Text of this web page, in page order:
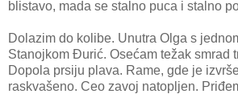
blistavo, mada se stalno puca i stalno
Dolazim do kolibe. Unutra Olga s
Stanojkom Đurić. Osećam težak smrad
Dopola prsiju plava. Rame, gde je
raskvašeno. Ceo zavoj natopljen.